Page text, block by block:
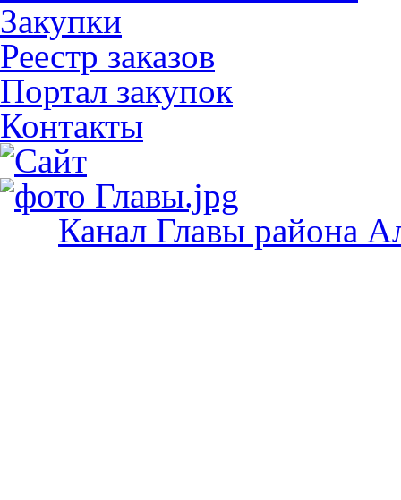
Закупки
Реестр заказов
Портал закупок
Контакты
Канал Главы района